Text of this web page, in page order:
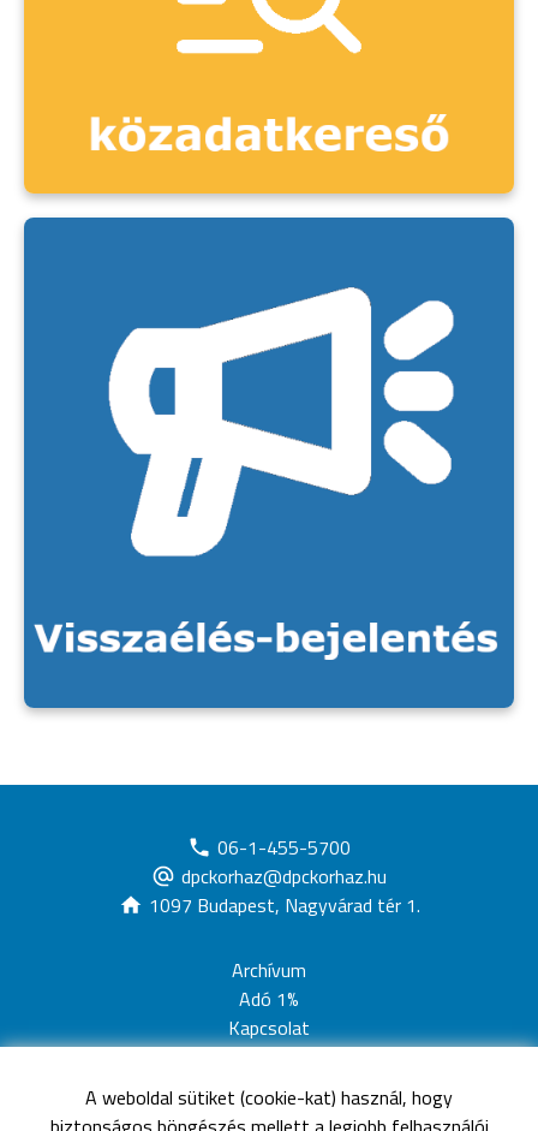
A weboldal sütiket (cookie-kat) használ, hogy
06-1-455-5700
dpckorhaz@dpckorhaz.hu
1097 Budapest, Nagyvárad tér 1.
Archívum
Adó 1%
Kapcsolat
Jogi nyilatkozat
Akadálymentesítési nyilatkozat